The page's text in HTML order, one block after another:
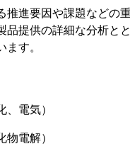
推進要因や課題などの
品提供の詳細な分析と
す。
電気）
電解）